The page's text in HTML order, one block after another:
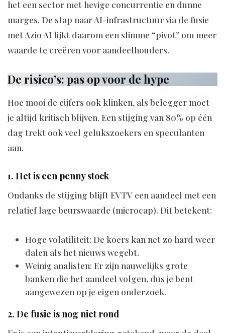
het een sector met hevige concurrentie en dunne
marges. De stap naar AI-infrastructuur via de fusie
met Azio AI lijkt daarom een slimme “pivot” om meer
waarde te creëren voor aandeelhouders.
De risico’s: pas op voor de hype
Hoe mooi de cijfers ook klinken, als belegger moet
je altijd kritisch blijven. Een stijging van 80% op één
dag trekt ook veel gelukszoekers en speculanten
aan.
1. Het is een penny stock
Ondanks de stijging blijft EVTV een aandeel met een
relatief lage beurswaarde (microcap). Dit betekent:
Hoge volatiliteit: De koers kan net zo hard weer
dalen als het nieuws wegebt.
Weinig analisten: Er zijn nauwelijks grote
banken die het aandeel volgen, dus je bent
aangewezen op je eigen onderzoek.
2. De fusie is nog niet rond